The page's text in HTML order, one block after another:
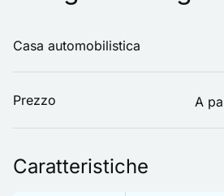
Casa automobilistica
Prezzo A
Caratteristiche